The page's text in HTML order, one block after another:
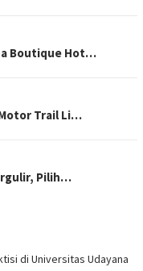
Boutique Hot…
Motor Trail Li…
Pilih…